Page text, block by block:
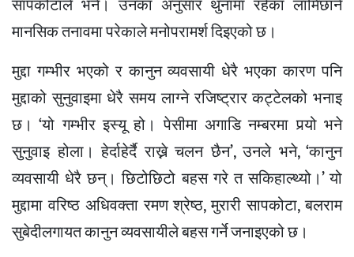
मानसिक तनावमा परेकाले मनोपरामर्श दिइएको छ।
मुद्दा गम्भीर भएको र कानुन व्यवसायी धेरै भएका कारण पनि
मुद्दाको सुनुवाइमा धेरै समय लाग्ने रजिष्ट्रार कट्टेलको भनाइ
छ। ‘यो गम्भीर इस्यू हो। पेसीमा अगाडि नम्बरमा पर्‍यो भने
सुनुवाइ होला। हेर्दाहेर्दै राख्ने चलन छैन’, उनले भने, ‘कानुन
व्यवसायी धेरै छन्। छिटोछिटो बहस गरे त सकिहाल्थ्यो।’ यो
मुद्दामा वरिष्ठ अधिवक्ता रमण श्रेष्ठ, मुरारी सापकोटा, बलराम
सुबेदीलगायत कानुन व्यवसायीले बहस गर्ने जनाइएको छ।